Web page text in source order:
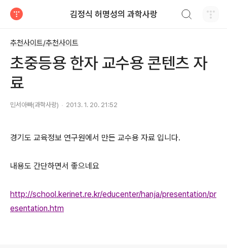
김정식 허명성의 과학사랑
추천사이트/추천사이트
초중등용 한자 교수용 콘텐츠 자
료
민서아빠(과학사랑) 2013. 1. 20. 21:52
경기도 교육정보 연구원에서 만든 교수용 자료 입니다.
내용도 간단하면서 좋으네요
http://school.kerinet.re.kr/educenter/hanja/presentation/pr
esentation.htm